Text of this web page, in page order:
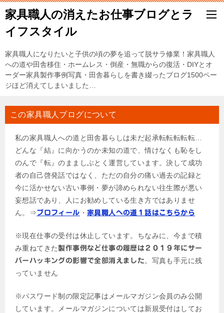
家具職人の消えたお仕事ブログとラ
イフスタイル
家具職人になりたいと子供の頃の夢を追って脱サラ修業！家具職人
への道や田舎移住・ホームレス・倒産・無職からの復活・DIYとオ
ーダー家具製作事例写真・田舎暮らしを書き綴ったブログ1500ペー
ジほど消えてしまいました…
この家具職人ブログについて
私の家具職人への道と田舎暮らしは未だ起承転転転転転…
どんな『結』に向かうのか未知の道で、情けなくも恥をし
のんで『転』のまましぶとく運営しています。決して成功
者の自己啓発話ではなく、ただの自分の痛い過去の記録と
今に活かせない古い事例・夢が諦められない往生際が悪い
妄想話であり、人にお勧めしている生き方ではありませ
ん。⇒プロフィール ・家具職人への道１話はこちらから
※現在仕事の受付は休止しています。ちなみに、今まで積
み重ねてきた製作事例など仕事の履歴は２０１９年にサー
バーハッキングの影響で全部消えました 。写真も手元に残
っていません
※パスワード制の限定記事はメールマガジン会員のみ公開
しています。メールマガジンについては新規受付はしてお